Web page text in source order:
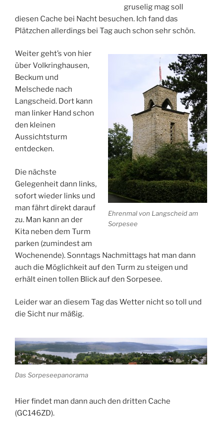
gruselig mag soll
diesen Cache bei Nacht besuchen. Ich fand das
Plätzchen allerdings bei Tag auch schon sehr schön.
Ehrenmal von Langscheid am
Sorpesee
Weiter geht’s von hier
über Volkringhausen,
Beckum und
Melschede nach
Langscheid. Dort kann
man linker Hand schon
den kleinen
Aussichtsturm
entdecken.
Die nächste
Gelegenheit dann links,
sofort wieder links und
man fährt direkt darauf
zu. Man kann an der
Kita neben dem Turm
parken (zumindest am
Wochenende). Sonntags Nachmittags hat man dann
auch die Möglichkeit auf den Turm zu steigen und
erhält einen tollen Blick auf den Sorpesee.
Leider war an diesem Tag das Wetter nicht so toll und
die Sicht nur mäßig.
Das Sorpeseepanorama
Hier findet man dann auch den dritten Cache
(GC146ZD).